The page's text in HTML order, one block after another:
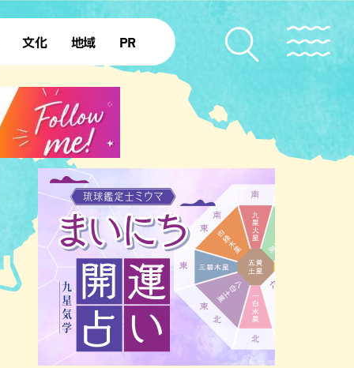
文化
復帰50年
地域
本島北部
本島南部 先島諸島
北部離島
PR